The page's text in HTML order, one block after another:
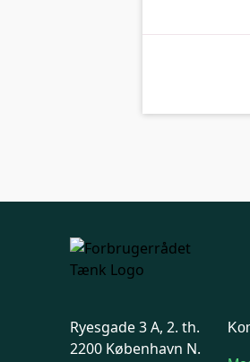
Ryesgade 3 A, 2. th.
2200 København N.